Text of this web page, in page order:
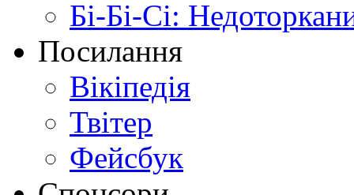
Бі-Бі-Сі:
Посилання
Вікіпедія
Твітер
Фейсбук